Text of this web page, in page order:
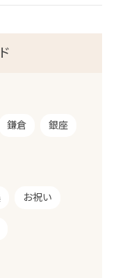
鎌倉 銀座
お祝い